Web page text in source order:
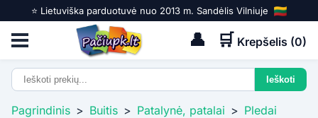
⭐️ Lietuviška parduotuvė nuo 2013 m. Sandėlis Vilniuje
👤 🛒 Krepšelis (0)
Pagrindinis > Buitis > Patalynė, patalai > Pledai